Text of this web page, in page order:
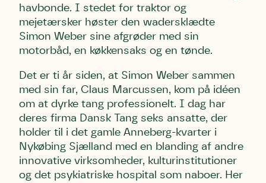
havbonde. I stedet for traktor og
mejetærsker høster den wadersklædte
Simon Weber sine afgrøder med sin
motorbåd, en køkkensaks og en tønde.
Det er ti år siden, at Simon Weber sammen
med sin far, Claus Marcussen, kom på idéen
om at dyrke tang professionelt. I dag har
deres firma Dansk Tang seks ansatte, der
holder til i det gamle Anneberg-kvarter i
Nykøbing Sjælland med en blanding af andre
innovative virksomheder, kulturinstitutioner
og det psykiatriske hospital som naboer. Her